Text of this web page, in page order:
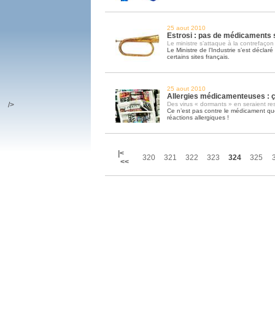
25 aout 2010
Estrosi : pas de médicaments
Le ministre s’attaque à la contrefaçon
Le Ministre de l’Industrie s’est
certains sites français.
25 aout 2010
Allergies médicamenteuses :
Des virus « dormants » en seraient
Ce n’est pas contre le médicament
réactions allergiques !
|<
<<
320 321 322 323 324 325
/>